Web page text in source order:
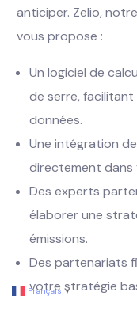
anticiper. Zelio,
vous propose :
Un logiciel de
de serre,
données.
Une intégration
directement dans
Des experts
élaborer une
émissions.
Des partenariats
votre stratégie
Français ▼